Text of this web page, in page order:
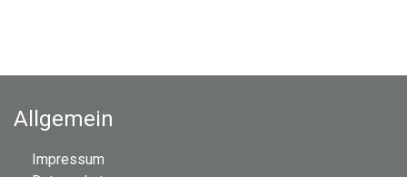
Allgemein
Impressum